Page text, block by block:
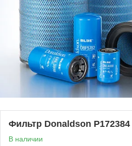
Фильтр Donaldson P172384
В наличии